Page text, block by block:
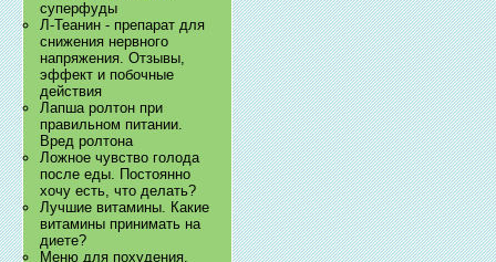
суперфуды
Л-Теанин - препарат для
снижения нервного
напряжения. Отзывы,
эффект и побочные
действия
Лапша ролтон при
правильном питании.
Вред ролтона
Ложное чувство голода
после еды. Постоянно
хочу есть, что делать?
Лучшие витамины. Какие
витамины принимать на
диете?
Меню для похудения.